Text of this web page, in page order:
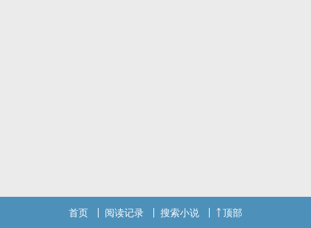
首页 阅读记录 搜索小说 顶部